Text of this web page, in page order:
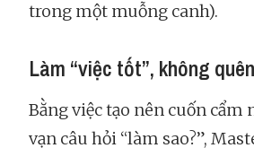
trong một muỗng canh).
Làm “việc tốt”, không
Bằng việc tạo nên cuốn cẩm
vạn câu hỏi “làm sao?”,